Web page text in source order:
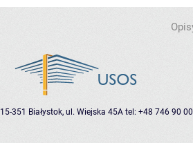
15-351 Białystok, ul. Wiejska 45A tel: +48 746 90 00